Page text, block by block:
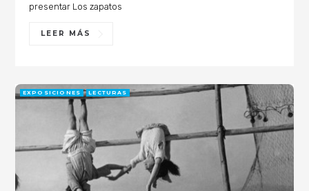
presentar Los zapatos
LEER MÁS
EXPOSICIONES LECTURAS